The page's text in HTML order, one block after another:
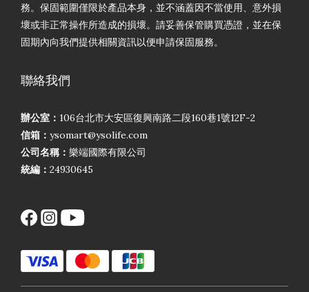
務。保固範圍僅限於產品本身，並不涵蓋因不當使用、意外損
壞或非正常操作所造成的損壞。請妥善保管購買憑證，並在保
固期內向我們提供相關資訊以便申請保固服務。
聯絡我們
辦公室： 106台北市大安區復興南路二段160巷1號12F-2
信箱： ysomart@ysolife.com
公司名稱： 樂端國際有限公司
統編： 24930645